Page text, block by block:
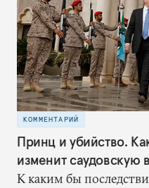
удары по судам в
шиитские ополченцы
американцев.
соглашения без каких-
обмана со стороны
предсказуемый цикл
КОММЕНТАРИЙ
Принц и убийство.
изменит саудовскую
К каким бы